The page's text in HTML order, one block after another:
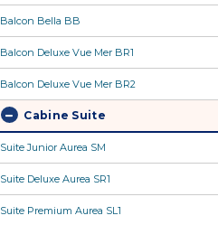
Balcon Bella BB
Balcon Deluxe Vue Mer BR1
Balcon Deluxe Vue Mer BR2
Cabine Suite
Suite Junior Aurea SM
Suite Deluxe Aurea SR1
Suite Premium Aurea SL1